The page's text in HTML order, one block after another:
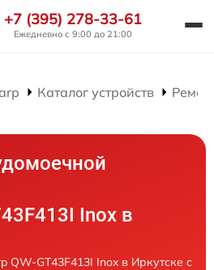
+7 (395) 278-33-61
Ежедневно с 9:00 до 21:00
Каталог устройств
Inox в
QW-GT43F413I Inox в Иркутске с